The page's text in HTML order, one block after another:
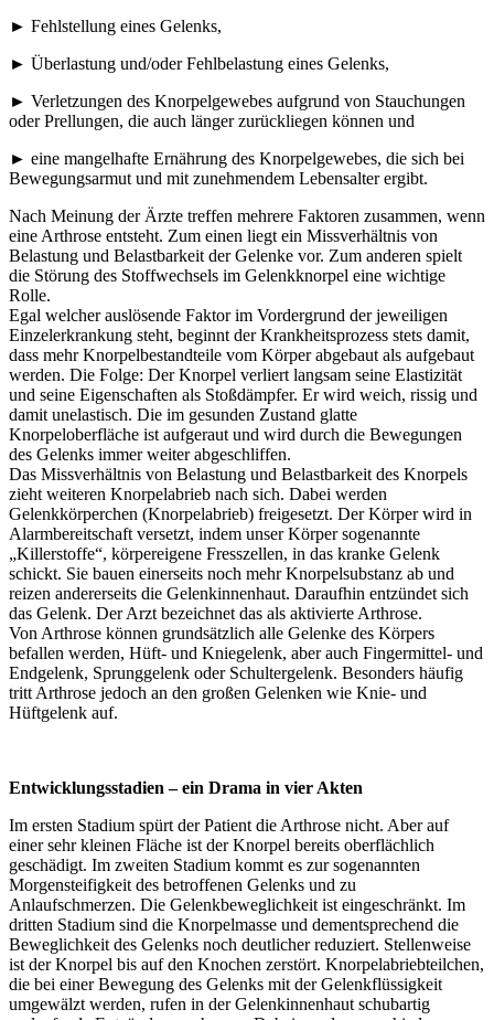
► Fehlstellung eines Gelenks,
► Überlastung und/oder Fehlbelastung eines Gelenks,
► Verletzungen des Knorpelgewebes aufgrund von Stauchungen
oder Prellungen, die auch länger zurückliegen können und
► eine mangelhafte Ernährung des Knorpelgewebes, die sich bei
Bewegungsarmut und mit zunehmendem Lebensalter ergibt.
Nach Meinung der Ärzte treffen mehrere Faktoren zusammen, wenn
eine Arthrose entsteht. Zum einen liegt ein Missverhältnis von
Belastung und Belastbarkeit der Gelenke vor. Zum anderen spielt
die Störung des Stoffwechsels im Gelenkknorpel eine wichtige
Rolle.
Egal welcher auslösende Faktor im Vordergrund der jeweiligen
Einzelerkrankung steht, beginnt der Krankheitsprozess stets damit,
dass mehr Knorpelbestandteile vom Körper abgebaut als aufgebaut
werden. Die Folge: Der Knorpel verliert langsam seine Elastizität
und seine Eigenschaften als Stoßdämpfer. Er wird weich, rissig und
damit unelastisch. Die im gesunden Zustand glatte
Knorpeloberfläche ist aufgeraut und wird durch die Bewegungen
des Gelenks immer weiter abgeschliffen.
Das Missverhältnis von Belastung und Belastbarkeit des Knorpels
zieht weiteren Knorpelabrieb nach sich. Dabei werden
Gelenkkörperchen (Knorpelabrieb) freigesetzt. Der Körper wird in
Alarmbereitschaft versetzt, indem unser Körper sogenannte
„Killerstoffe“, körpereigene Fresszellen, in das kranke Gelenk
schickt. Sie bauen einerseits noch mehr Knorpelsubstanz ab und
reizen andererseits die Gelenkinnenhaut. Daraufhin entzündet sich
das Gelenk. Der Arzt bezeichnet das als aktivierte Arthrose.
Von Arthrose können grundsätzlich alle Gelenke des Körpers
befallen werden, Hüft- und Kniegelenk, aber auch Fingermittel- und
Endgelenk, Sprunggelenk oder Schultergelenk. Besonders häufig
tritt Arthrose jedoch an den großen Gelenken wie Knie- und
Hüftgelenk auf.
Entwicklungsstadien – ein Drama in vier Akten
Im ersten Stadium spürt der Patient die Arthrose nicht. Aber auf
einer sehr kleinen Fläche ist der Knorpel bereits oberflächlich
geschädigt. Im zweiten Stadium kommt es zur sogenannten
Morgensteifigkeit des betroffenen Gelenks und zu
Anlaufschmerzen. Die Gelenkbeweglichkeit ist eingeschränkt. Im
dritten Stadium sind die Knorpelmasse und dementsprechend die
Beweglichkeit des Gelenks noch deutlicher reduziert. Stellenweise
ist der Knorpel bis auf den Knochen zerstört. Knorpelabriebteilchen,
die bei einer Bewegung des Gelenks mit der Gelenkflüssigkeit
umgewälzt werden, rufen in der Gelenkinnenhaut schubartig